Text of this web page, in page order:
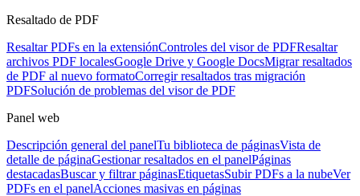
Resaltado de PDF
Resaltar PDFs en la extensiónControles del visor de PDFResaltar
archivos PDF localesGoogle Drive y Google DocsMigrar resaltados
de PDF al nuevo formatoCorregir resaltados tras migración
PDFSolución de problemas del visor de PDF
Panel web
Descripción general del panelTu biblioteca de páginasVista de
detalle de páginaGestionar resaltados en el panelPáginas
destacadasBuscar y filtrar páginasEtiquetasSubir PDFs a la nubeVer
PDFs en el panelAcciones masivas en páginas